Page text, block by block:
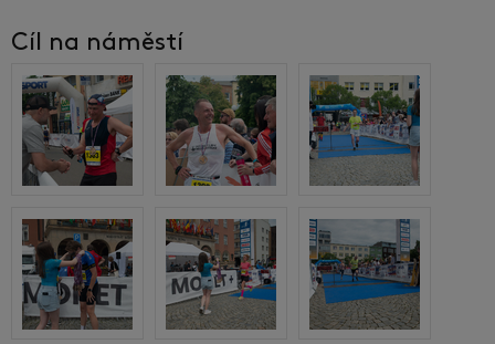
Cíl na náměstí